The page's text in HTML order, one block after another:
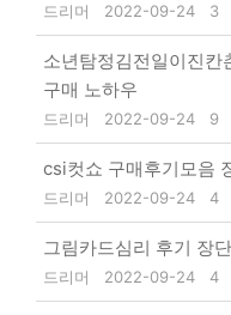
드리머 2022-09-24 3
소년탐정김전일이진칸
구매 노하우
드리머 2022-09-24 9
csi컷쇼 구매후기모음
드리머 2022-09-24 4
그림카드심리 후기 장
드리머 2022-09-24 4